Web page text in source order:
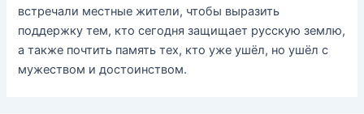
встречали местные жители, чтобы выразить
поддержку тем, кто сегодня защищает русскую землю,
а также почтить память тех, кто уже ушёл, но ушёл с
мужеством и достоинством.